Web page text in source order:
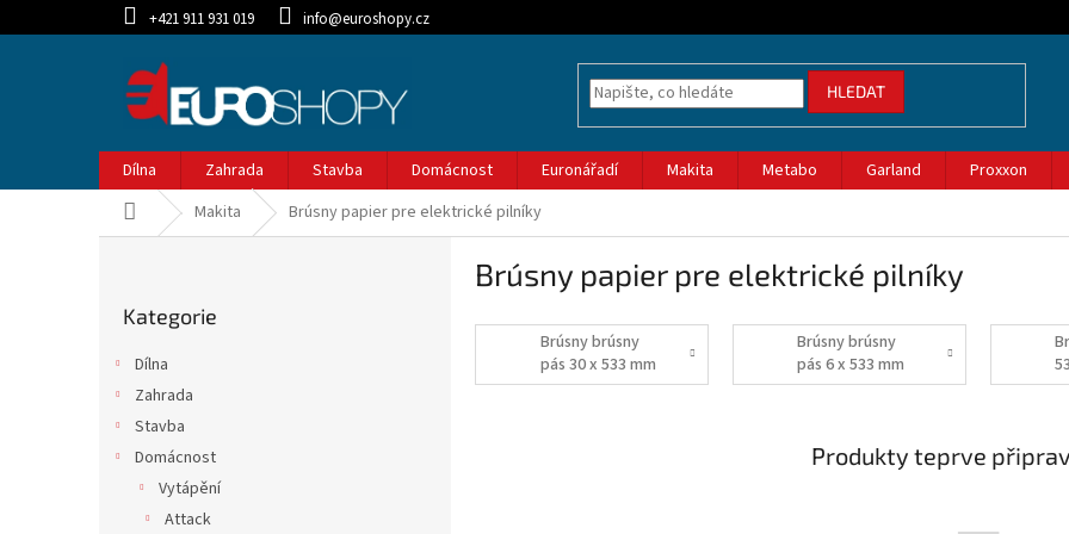
na
+421 911 931 019 info@euroshopy.cz
HLEDAT
Dílna Zahrada Stavba Domácnost Euronářadí Makita Metabo Garland Proxxon
Domů Makita Brúsny papier pre elektrické pilníky
kategorie
Kategorie
Dílna
Zahrada
Stavba
Domácnost
Vytápění
Attack
Brúsny papier pre elektrické pilníky
Brúsny brúsny
pás 30 x 533 mm
Brúsny brúsny
pás 6 x 533 mm
Produkty teprve